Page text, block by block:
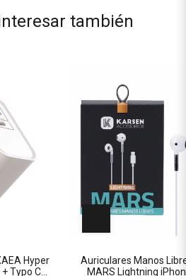
también
Hyper
Typo C
Auriculares Manos
MARS Lightning